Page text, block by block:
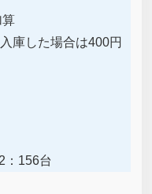
算
庫した場合は400円
156台